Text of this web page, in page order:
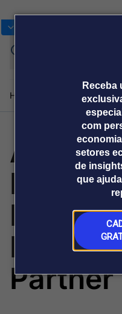
Receba
com
setores
de
que
Home Produtos e soluções
Broadcast
Sobre nós
Prêmio Broadcast
Analistas
Agências de
comunicação
Aztiq
David
Danny
Eunsun
Partner